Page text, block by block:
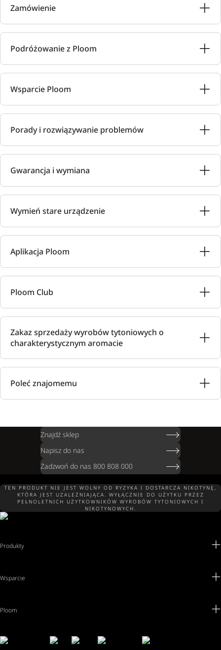
Zamówienie
Podróżowanie z Ploom
Wsparcie Ploom
Porady i rozwiązywanie problemów
Gwarancja i wymiana
Wymień stare urządzenie
Aplikacja Ploom
Ploom Club
Zakaz sprzedaży wyrobów tytoniowych o
charakterystycznym aromacie
Poleć znajomemu
Znajdź sklep
Napisz do nas
Zadzwoń do nas 800 808 000
TEN PRODUKT NIE JEST WOLNY OD RYZYKA I DOSTARCZA NIKOTYNĘ,
KTÓRA JEST UZALEŻNIAJĄCA. WYŁĄCZNIE DO UŻYTKU PRZEZ
PEŁNOLETNICH UŻYTKOWNIKÓW WYROBÓW TYTONIOWYCH I
NIKOTYNOWYCH.
Produkty
Wsparcie
Ploom